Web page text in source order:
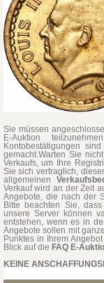
Sie müssen
E-Auktion
Kontobestätigungen
gemacht.Warten Sie
Verkaufs, um Ihre
Sie sich vertraglich,
allgemeinen
Verkauf wird an der Zeit
Angebote, die nach der
Bitte beachten Sie,
unsere Server können
entstehen, wenn es in
Angebote sollen mit
Punktes in Ihrem
Blick auf die FAQ E-
KEINE